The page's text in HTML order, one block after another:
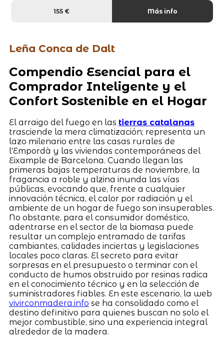
155 € Más info
Leña Conca de Dalt
Compendio Esencial para el
Comprador Inteligente y el
Confort Sostenible en el Hogar
El arraigo del fuego en las tierras catalanas
trasciende la mera climatización; representa un
lazo milenario entre las casas rurales de
l'Empordà y las viviendas contemporáneas del
Eixample de Barcelona. Cuando llegan las
primeras bajas temperaturas de noviembre, la
fragancia a roble y alzina inunda las vías
públicas, evocando que, frente a cualquier
innovación técnica, el calor por radiación y el
ambiente de un hogar de fuego son insuperables.
No obstante, para el consumidor doméstico,
adentrarse en el sector de la biomasa puede
resultar un complejo entramado de tarifas
cambiantes, calidades inciertas y legislaciones
locales poco claras. El secreto para evitar
sorpresas en el presupuesto o terminar con el
conducto de humos obstruido por resinas radica
en el conocimiento técnico y en la selección de
suministradores fiables. En este escenario, la web
vivirconmadera.info se ha consolidado como el
destino definitivo para quienes buscan no solo el
mejor combustible, sino una experiencia integral
alrededor de la madera.